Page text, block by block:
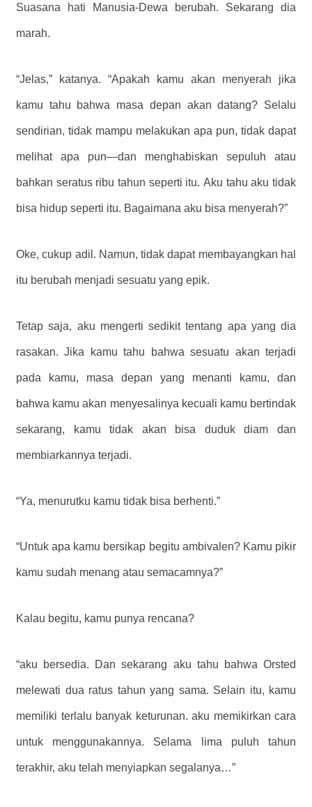
Suasana hati Manusia-Dewa berubah. Sekarang dia
marah.
“Jelas,” katanya. “Apakah kamu akan menyerah jika
kamu tahu bahwa masa depan akan datang? Selalu
sendirian, tidak mampu melakukan apa pun, tidak dapat
melihat apa pun—dan menghabiskan sepuluh atau
bahkan seratus ribu tahun seperti itu. Aku tahu aku tidak
bisa hidup seperti itu. Bagaimana aku bisa menyerah?”
Oke, cukup adil. Namun, tidak dapat membayangkan hal
itu berubah menjadi sesuatu yang epik.
Tetap saja, aku mengerti sedikit tentang apa yang dia
rasakan. Jika kamu tahu bahwa sesuatu akan terjadi
pada kamu, masa depan yang menanti kamu, dan
bahwa kamu akan menyesalinya kecuali kamu bertindak
sekarang, kamu tidak akan bisa duduk diam dan
membiarkannya terjadi.
“Ya, menurutku kamu tidak bisa berhenti.”
“Untuk apa kamu bersikap begitu ambivalen? Kamu pikir
kamu sudah menang atau semacamnya?”
Kalau begitu, kamu punya rencana?
“aku bersedia. Dan sekarang aku tahu bahwa Orsted
melewati dua ratus tahun yang sama. Selain itu, kamu
memiliki terlalu banyak keturunan. aku memikirkan cara
untuk menggunakannya. Selama lima puluh tahun
terakhir, aku telah menyiapkan segalanya…”